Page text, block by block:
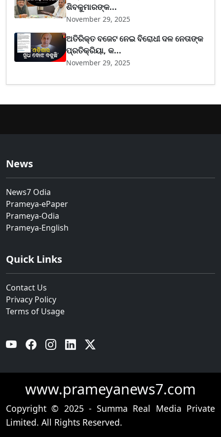
ଶିବକୁମାରଙ୍କ...
November 29, 2025
ଅତିରିକ୍ତ ବଜେଟ ନେଇ ବିରୋଧୀ ଦଳ ନେତାଙ୍କ
ପ୍ରତିକ୍ରିୟା, କ...
November 29, 2025
News
News7 Odia
Prameya-ePaper
Prameya-Odia
Prameya-English
Quick Links
Contact Us
Privacy Policy
Terms of Usage
YouTube Facebook Instagram Linkedin
www.prameyanews7.com
Copyright © 2025 - Summa Real Media Private
Limited. All Rights Reserved.